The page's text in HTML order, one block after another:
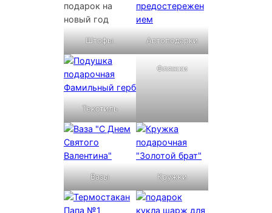
Штофы Автоподарки
Текстиль
Фляжки
Вазы Кружки